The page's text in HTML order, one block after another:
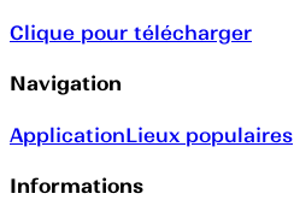
Clique pour télécharger
Navigation
ApplicationLieux populaires
Informations